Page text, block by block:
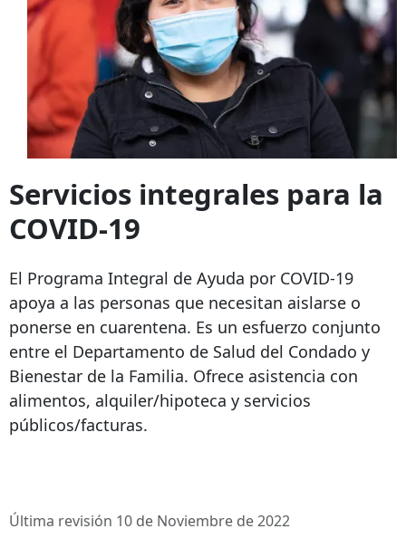
Servicios integrales para la
COVID-19
El Programa Integral de Ayuda por COVID-19
apoya a las personas que necesitan aislarse o
ponerse en cuarentena. Es un esfuerzo conjunto
entre el Departamento de Salud del Condado y
Bienestar de la Familia. Ofrece asistencia con
alimentos, alquiler/hipoteca y servicios
públicos/facturas.
Última revisión 10 de Noviembre de 2022